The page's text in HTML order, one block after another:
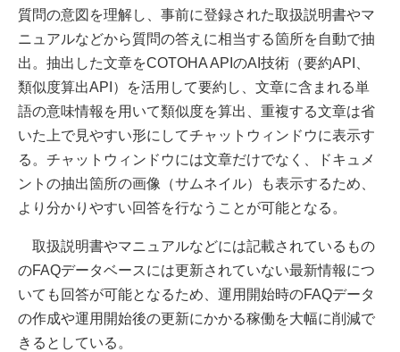
質問の意図を理解し、事前に登録された取扱説明書やマ
ニュアルなどから質問の答えに相当する箇所を自動で抽
出。抽出した文章をCOTOHA APIのAI技術（要約API、
類似度算出API）を活用して要約し、文章に含まれる単
語の意味情報を用いて類似度を算出、重複する文章は省
いた上で見やすい形にしてチャットウィンドウに表示す
る。チャットウィンドウには文章だけでなく、ドキュメ
ントの抽出箇所の画像（サムネイル）も表示するため、
より分かりやすい回答を行なうことが可能となる。
取扱説明書やマニュアルなどには記載されているもの
のFAQデータベースには更新されていない最新情報につ
いても回答が可能となるため、運用開始時のFAQデータ
の作成や運用開始後の更新にかかる稼働を大幅に削減で
きるとしている。